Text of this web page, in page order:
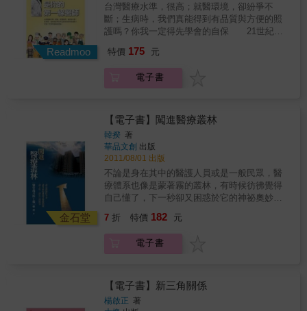
新院長的身分，獲得上海市社會醫療機構協會
評選為十大優秀管理者之一。 甚至，走出華人
區，到達尼泊爾，不僅義診，更有義築，成為
第一家以民間力量到非友邦國家建設海外醫療
機構的醫院。 這本書，記錄了壢新團隊二十年
始，把醫療送到每個需要的角落。
格提出改變的解方。作者認為，目前的醫療照
護體系都在錯誤的層次上彼此 競爭（如：健康
計畫、醫療網絡，以及醫院），但真正具競爭
力之處應是醫師診斷、治療，以及預防疾病。
及轉移成本的零和競爭，而非為病人創造價
值。 本書勾畫出一個突破性的架構，為醫療體
畫、雇主與政策制定者提出具體建議，促使醫
療保健邁向正和競爭，讓體系中的所有人都能
受益。 本書特色 1.全書由王智弘博士審閱（史
丹福大學副教授兼醫療預防及成果政策研究中
心共同主任），並與Jennifer F. Baron（哈佛大
學商學院競爭策略研究院資深研究員）、黃達
夫（杜克大學內科教授丶和信治癌中心醫院院
長）共同針對台灣現狀撰寫專文導讀。 2.國內
外重量級報章雜誌專文報導。 國內報導 競爭力
大師麥可波特 左拚利比亞經濟右批美國醫療 ＿
《商業周刊中文版》 當社會因素開始影響企業
Readmoo
台灣醫療水準，很高；就醫環境，卻紛爭不
斷；生病時，我們真能得到有品質與方便的照
護嗎？你我一定得先學會的自保 21世紀的
斷及早期治療，會轉變成門診治療多於住院治
多而專科醫師減少，會是將來的醫療趨勢。教
練，取得最基本的臨床經驗後，再進行分科。
教學醫院的院長，必須由具備教育理念及服務
熱忱的教師來擔當，而不應該讓醫院的經營，
成為「各自利潤中心的營利導向」。台灣各地
目前正有365個社區醫療群在積極運作「健康家
庭會員」，，各社區醫療群健康家庭會員的滿
意度也相當高。特別是免費的24小時緊急諮詢
專線，不論是由家庭醫師親自接聽，或由醫師
委託專業護理師回答諮詢，都可以初步了解你
波。成為「健康家庭會員」的好處，是家庭醫
師熟悉病人的健康狀況，若是需要作進一步檢
區醫院，許多醫院站在鼓勵立場，「轉診及轉
檢可免掛號費」，能幫民眾節省不少時間與金
錢。參加「健康家庭會員」完全不需額外付
特價 175 元
電子書
金石堂
【電子書】闖進醫療叢林
韓揆 著
華品文創 出版
2011/08/01 出版
不論是身在其中的醫護人員或是一般民眾，醫
療體系也像是蒙著霧的叢林，有時候彷彿覺得
自己懂了，下一秒卻又困惑於它的神祕奧妙。
藥、護、檢的門外漢，因緣際會投入四十年，
有些境遇或能供有志者借鑑，超越前人。篇後
性（男變女）所下標題是神來之筆或羶腥？你
（就醫者）看病有挫折感嗎？或你（醫者）希
望有和諧的醫病關係，怎辦？且聽（看）作者
7 折 特價 182 元
電子書
【電子書】新三角關係
楊啟正 著